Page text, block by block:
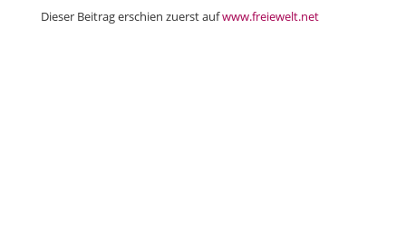
Dieser Beitrag erschien zuerst aufwww.freiewelt.net